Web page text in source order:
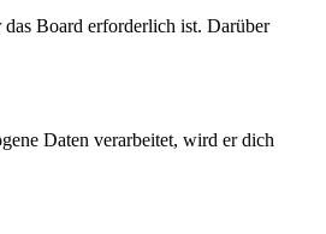
Board erforderlich ist. Darüber
Daten verarbeitet, wird er dich